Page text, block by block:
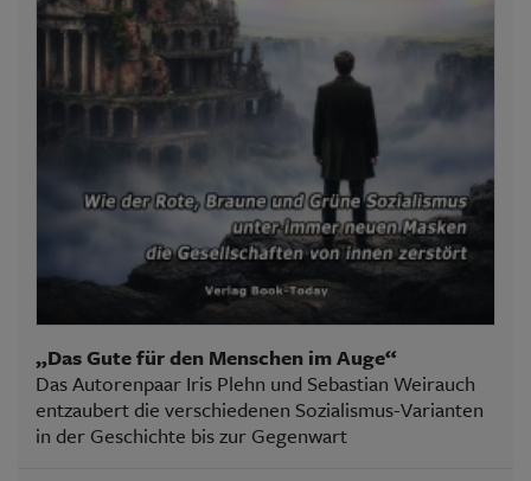
„Das Gute für den Menschen im Auge“
Das Autorenpaar Iris Plehn und Sebastian Weirauch
entzaubert die verschiedenen Sozialismus-Varianten
in der Geschichte bis zur Gegenwart